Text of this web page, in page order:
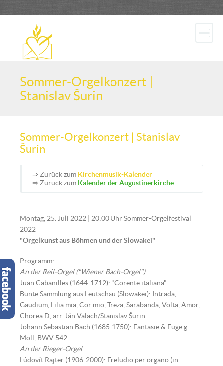
Sommer-Orgelkonzert |
Stanislav Šurin
Sommer-Orgelkonzert | Stanislav
Šurin
⇒ Zurück zum Kirchenmusik-Kalender
⇒ Zurück zum Kalender der Augustinerkirche
Montag, 25. Juli 2022 | 20:00 Uhr Sommer-Orgelfestival
2022
"Orgelkunst aus Böhmen und der Slowakei"
Programm:
An der Reil-Orgel ("Wiener Bach-Orgel")
Juan Cabanilles (1644-1712): "Corente italiana"
Bunte Sammlung aus Leutschau (Slowakei): Intrada,
Gaudium, Lilia mia, Cor mio, Treza, Sarabanda, Volta, Amor,
Chorea D, arr. Ján Valach/Stanislav Šurin
Johann Sebastian Bach (1685-1750): Fantasie & Fuge g-
Moll, BWV 542
An der Rieger-Orgel
Lúdovít Rajter (1906-2000): Freludio per organo (in